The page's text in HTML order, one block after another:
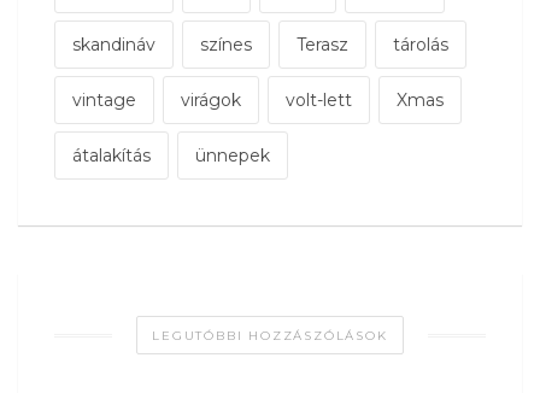
skandináv színes Terasz tárolás
vintage virágok volt-lett Xmas
átalakítás ünnepek
LEGUTÓBBI HOZZÁSZÓLÁSOK